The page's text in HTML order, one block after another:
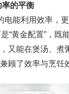
率的平衡
电能利用效率，
“黄金配置”，既
又能在煲汤、煮
顾了效率与烹饪